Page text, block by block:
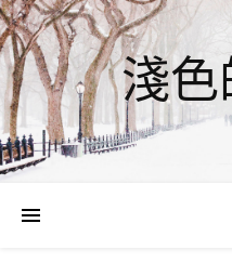
淺